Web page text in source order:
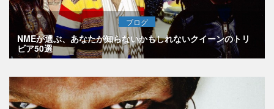
ブログ
NMEが選ぶ、あなたが知らないかもしれないクイーンのトリ
ビア50選